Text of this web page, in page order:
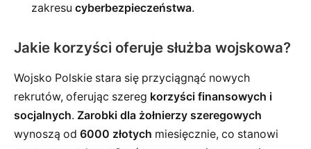
zakresu cyberbezpieczeństwa.
Jakie korzyści oferuje służba wojskowa?
Wojsko Polskie stara się przyciągnąć nowych
rekrutów, oferując szereg korzyści finansowych i
socjalnych. Zarobki dla żołnierzy szeregowych
wynoszą od 6000 złotych miesięcznie, co stanowi